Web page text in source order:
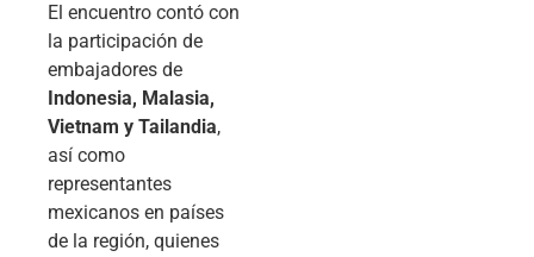
El encuentro contó con
la participación de
embajadores de
Indonesia, Malasia,
Vietnam y Tailandia,
así como
representantes
mexicanos en países
de la región, quienes